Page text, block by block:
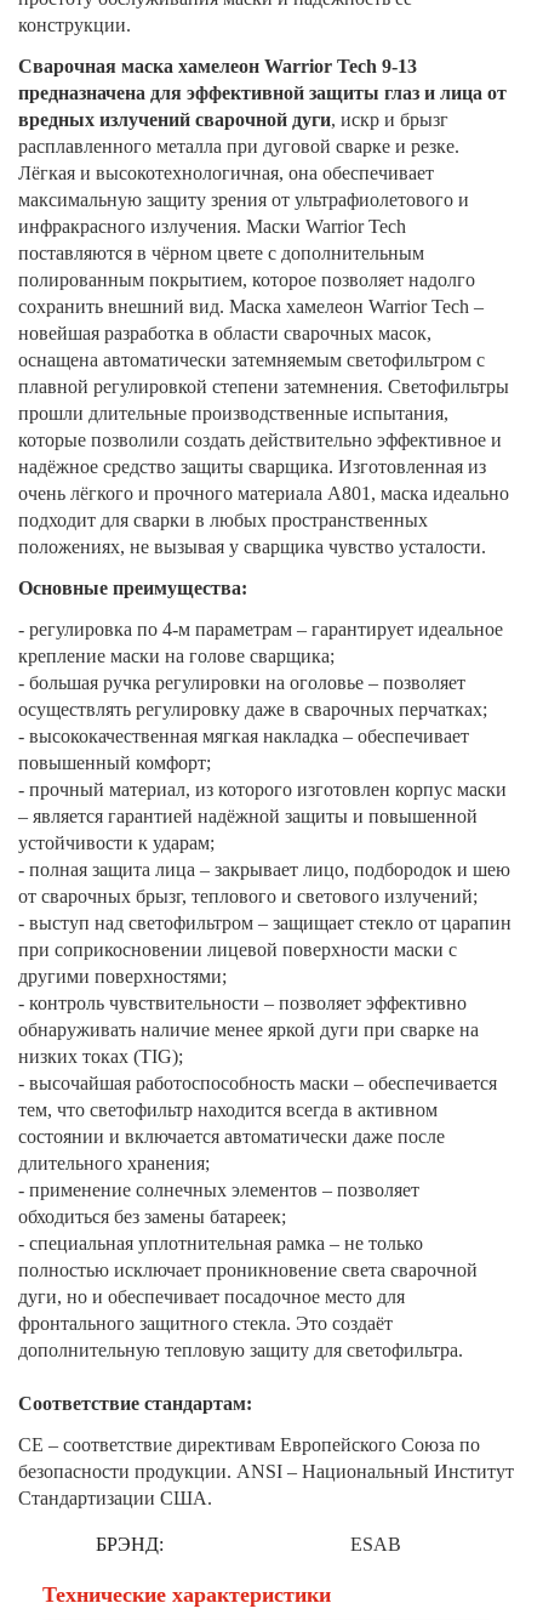
конструкции.
Сварочная маска хамелеон Warrior Tech 9-13
предназначена для эффективной защиты глаз и лица от
вредных излучений сварочной дуги, искр и брызг
расплавленного металла при дуговой сварке и резке.
Лёгкая и высокотехнологичная, она обеспечивает
максимальную защиту зрения от ультрафиолетового и
инфракрасного излучения. Маски Warrior Tech
поставляются в чёрном цвете с дополнительным
полированным покрытием, которое позволяет надолго
сохранить внешний вид. Маска хамелеон Warrior Tech –
новейшая разработка в области сварочных масок,
оснащена автоматически затемняемым светофильтром с
плавной регулировкой степени затемнения. Светофильтры
прошли длительные производственные испытания,
которые позволили создать действительно эффективное и
надёжное средство защиты сварщика. Изготовленная из
очень лёгкого и прочного материала А801, маска идеально
подходит для сварки в любых пространственных
положениях, не вызывая у сварщика чувство усталости.
Основные преимущества:
- регулировка по 4-м параметрам – гарантирует идеальное
крепление маски на голове сварщика;
- большая ручка регулировки на оголовье – позволяет
осуществлять регулировку даже в сварочных перчатках;
- высококачественная мягкая накладка – обеспечивает
повышенный комфорт;
- прочный материал, из которого изготовлен корпус маски
– является гарантией надёжной защиты и повышенной
устойчивости к ударам;
- полная защита лица – закрывает лицо, подбородок и шею
от сварочных брызг, теплового и светового излучений;
- выступ над светофильтром – защищает стекло от царапин
при соприкосновении лицевой поверхности маски с
другими поверхностями;
- контроль чувствительности – позволяет эффективно
обнаруживать наличие менее яркой дуги при сварке на
низких токах (TIG);
- высочайшая работоспособность маски – обеспечивается
тем, что светофильтр находится всегда в активном
состоянии и включается автоматически даже после
длительного хранения;
- применение солнечных элементов – позволяет
обходиться без замены батареек;
- специальная уплотнительная рамка – не только
полностью исключает проникновение света сварочной
дуги, но и обеспечивает посадочное место для
фронтального защитного стекла. Это создаёт
дополнительную тепловую защиту для светофильтра.
Соответствие стандартам:
СЕ – соответствие директивам Европейского Союза по
безопасности продукции. ANSI – Национальный Институт
Стандартизации США.
БРЭНД: ESAB
Технические характеристики